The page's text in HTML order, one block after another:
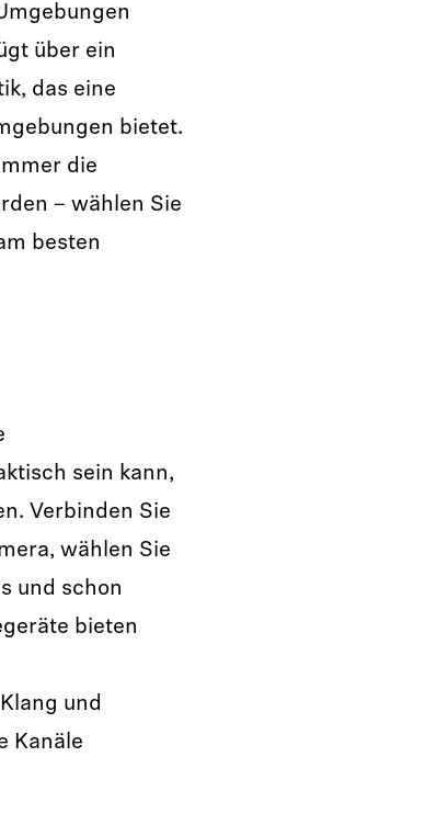
über ein
das eine
bietet.
die
– wählen Sie
besten
sein kann,
Verbinden Sie
wählen Sie
und schon
bieten
und
Kanäle